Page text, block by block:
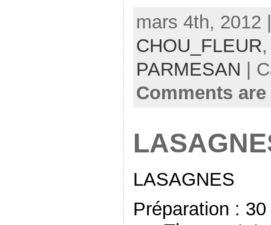
mars 4th, 2012
CHOU_FLEUR
PARMESAN |
Comments
LASAGNES
Préparation :